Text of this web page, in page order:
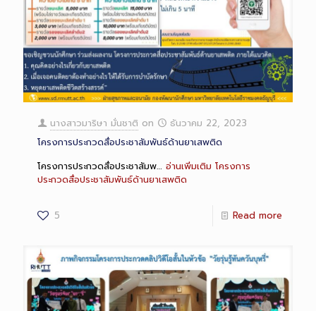
นางสาวมาริษา มั่นชาติ on
ธันวาคม 22, 2023
โครงการประกวดสื่อประชาสัมพันธ์ด้านยาเสพติด
โครงการประกวดสื่อประชาสัมพ… อ่านเพิ่มเติม โครงการ
ประกวดสื่อประชาสัมพันธ์ด้านยาเสพติด
5 Read more